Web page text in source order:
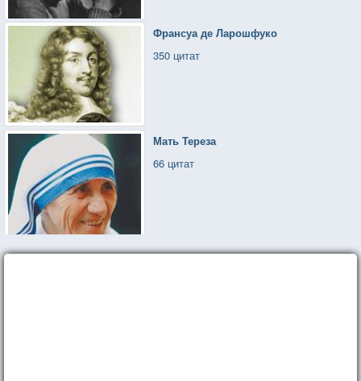
Франсуа де Ларошфуко
350 цитат
Мать Тереза
66 цитат